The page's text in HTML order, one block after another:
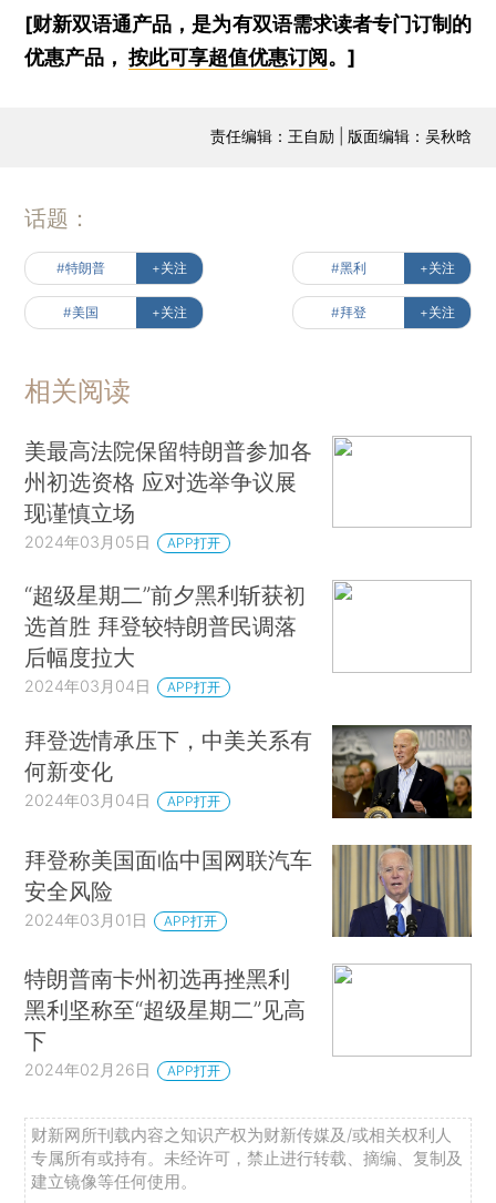
[财新双语通产品，是为有双语需求读者专门订制的
优惠产品，按此可享超值优惠订阅 。]
责任编辑：王自励 | 版面编辑：吴秋晗
话题：
#特朗普 +关注 #黑利 +关注
#美国 +关注 #拜登 +关注
相关阅读
美最高法院保留特朗普参加各
州初选资格 应对选举争议展
现谨慎立场
2024年03月05日 APP打开
“超级星期二”前夕黑利斩获初
选首胜 拜登较特朗普民调落
后幅度拉大
2024年03月04日 APP打开
拜登选情承压下，中美关系有
何新变化
2024年03月04日 APP打开
拜登称美国面临中国网联汽车
安全风险
2024年03月01日 APP打开
特朗普南卡州初选再挫黑利
黑利坚称至“超级星期二”见高
下
2024年02月26日 APP打开
财新网所刊载内容之知识产权为财新传媒及/或相关权利人
专属所有或持有。未经许可，禁止进行转载、摘编、复制及
建立镜像等任何使用。